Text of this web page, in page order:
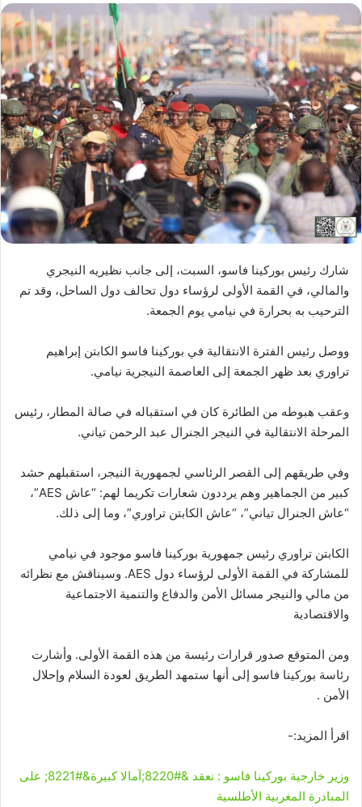
شارك رئيس بوركينا فاسو، السبت، إلى جانب نظيريه النيجري
والمالي، في القمة الأولى لرؤساء دول تحالف دول الساحل، وقد تم
الترحيب به بحرارة في نيامي يوم الجمعة.
ووصل رئيس الفترة الانتقالية في بوركينا فاسو الكابتن إبراهيم
تراوري بعد ظهر الجمعة إلى العاصمة النيجرية نيامي.
وعقب هبوطه من الطائرة كان في استقباله في صالة المطار، رئيس
المرحلة الانتقالية في النيجر الجنرال عبد الرحمن تياني.
وفي طريقهم إلى القصر الرئاسي لجمهورية النيجر، استقبلهم حشد
كبير من الجماهير وهم يرددون شعارات تكريما لهم: “عاش AES”،
“عاش الجنرال تياني”، “عاش الكابتن تراوري”، وما إلى ذلك.
الكابتن تراوري رئيس جمهورية بوركينا فاسو موجود في نيامي
للمشاركة في القمة الأولى لرؤساء دول AES. وسيناقش مع نظرائه
من مالي والنيجر مسائل الأمن والدفاع والتنمية الاجتماعية
والاقتصادية
ومن المتوقع صدور قرارات رئيسة من هذه القمة الأولى. وأشارت
رئاسة بوركينا فاسو إلى أنها ستمهد الطريق لعودة السلام وإحلال
الأمن .
اقرأ المزيد:-
وزير خارجية بوركينا فاسو : نعقد &#8220;آمالا كبيرة&#8221; على
المبادرة المغربية الأطلسية